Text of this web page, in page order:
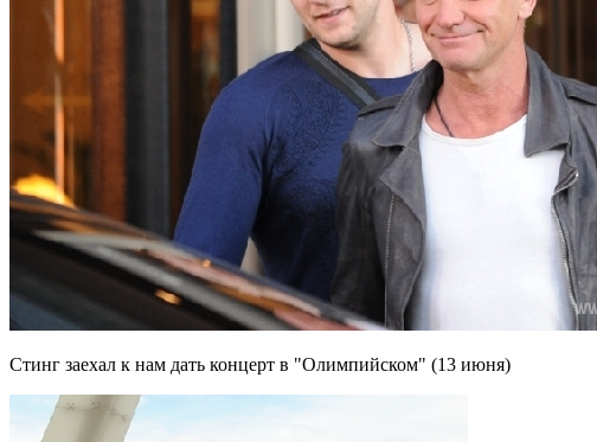
Стинг заехал к нам дать концерт в "Олимпийском" (13 июня)